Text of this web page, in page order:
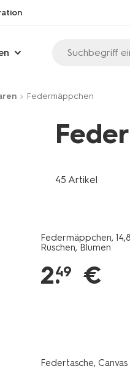
Suchbegriff
Federmäppchen
45 Artikel
Federmäppchen, 14,8
Rüschen, Blumen
2.
49 €
Federtasche, Canvas